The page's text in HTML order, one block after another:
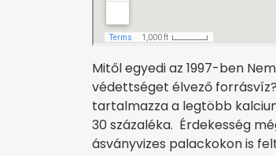
Mitől egyedi az 1997-ben
védettséget élvező
tartalmazza a legtöbb
30 százaléka. Érdekesség
ásványvizes palackokon is